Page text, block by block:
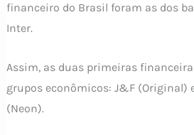
financeiro do Brasil foram as dos
Inter.
Assim, as duas primeiras
grupos econômicos: J&F (Original)
(Neon).